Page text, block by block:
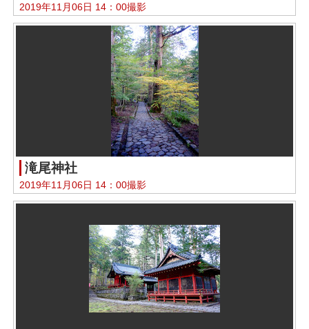
2019年11月06日 14：00撮影
滝尾神社
2019年11月06日 14：00撮影